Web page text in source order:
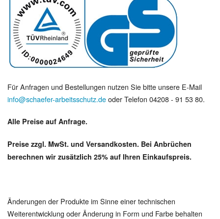
Für Anfragen und Bestellungen nutzen Sie bitte unsere E-Mail
info@schaefer-arbeitsschutz.deoder Telefon 04208 - 91 53 80.
Alle Preise auf Anfrage.
Preise zzgl. MwSt. und Versandkosten. Bei Anbrüchen
berechnen wir zusätzlich 25% auf Ihren Einkaufspreis.
Änderungen der Produkte im Sinne einer technischen
Weiterentwicklung oder Änderung in Form und Farbe behalten